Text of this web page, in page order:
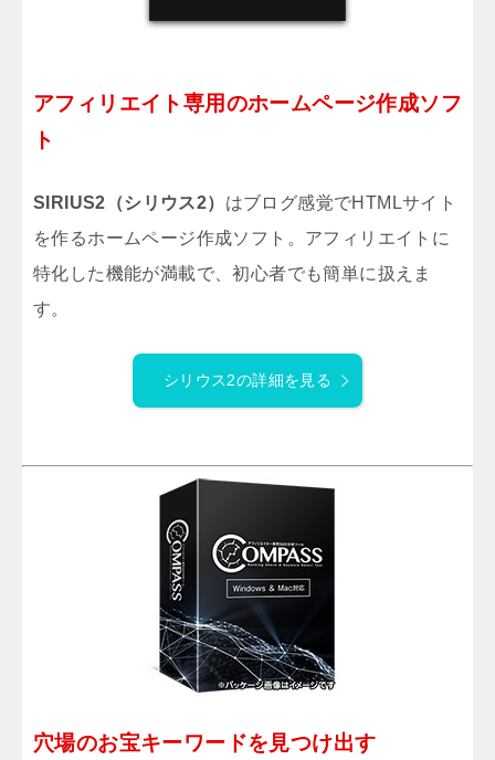
アフィリエイト専用のホームページ作成ソフ
ト
SIRIUS2（シリウス2） はブログ感覚でHTMLサイト
を作るホームページ作成ソフト。アフィリエイトに
特化した機能が満載で、初心者でも簡単に扱えま
す。
シリウス2の詳細を見る
穴場のお宝キーワードを見つけ出す